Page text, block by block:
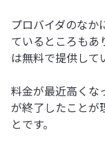
プロバイダのなか
ているところもあ
は無料で提供して
料金が最近高くな
が終了したことが
とです。